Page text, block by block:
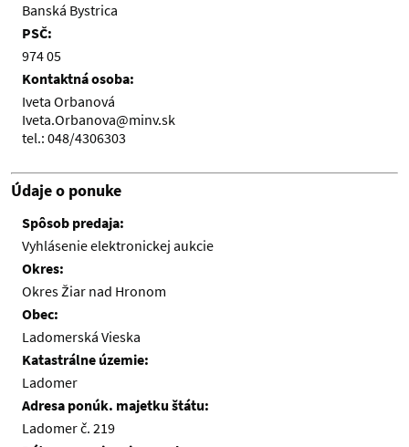
Banská Bystrica
PSČ:
974 05
Kontaktná osoba:
Iveta Orbanová
Iveta.Orbanova@minv.sk
tel.: 048/4306303
Údaje o ponuke
Spôsob predaja:
Vyhlásenie elektronickej aukcie
Okres:
Okres Žiar nad Hronom
Obec:
Ladomerská Vieska
Katastrálne územie:
Ladomer
Adresa ponúk. majetku štátu:
Ladomer č. 219